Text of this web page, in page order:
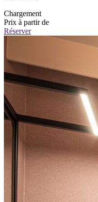
Chargement
Prix à partir de
Réserver